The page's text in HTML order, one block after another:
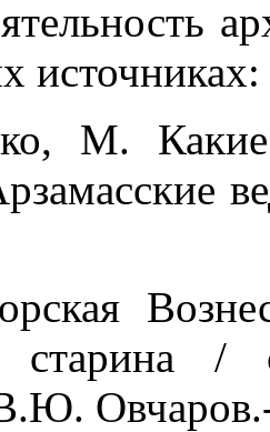
источниках:
М. Какие
старина